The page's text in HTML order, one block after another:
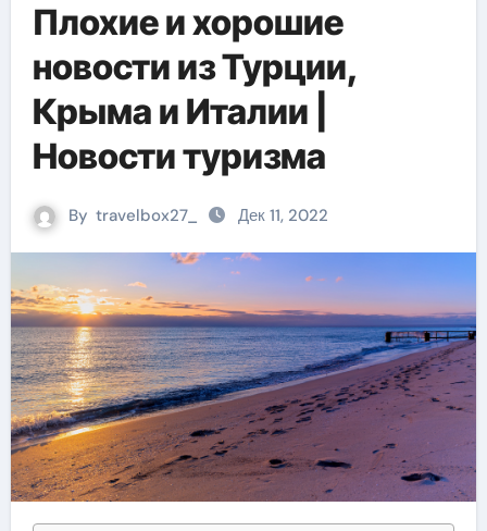
Плохие и хорошие
новости из Турции,
Крыма и Италии |
Новости туризма
By travelbox27_ Дек 11, 2022